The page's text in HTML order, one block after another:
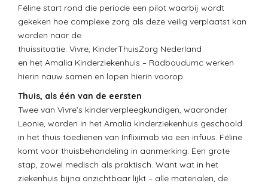
Féline start rond die periode een pilot waarbij wordt
gekeken hoe complexe zorg als deze veilig verplaatst kan
worden naar de
thuissituatie. Vivre, KinderThuisZorg Nederland
en het Amalia Kinderziekenhuis – Radboudumc werken
hierin nauw samen en lopen hierin voorop.
Thuis, als één van de eersten
Twee van Vivre’s kinderverpleegkundigen, waaronder
Leonie, worden in het Amalia kinderziekenhuis geschoold
in het thuis toedienen van Infliximab via een infuus. Féline
komt voor thuisbehandeling in aanmerking. Een grote
stap, zowel medisch als praktisch. Want wat in het
ziekenhuis bijna onzichtbaar lijkt – alle materialen, de